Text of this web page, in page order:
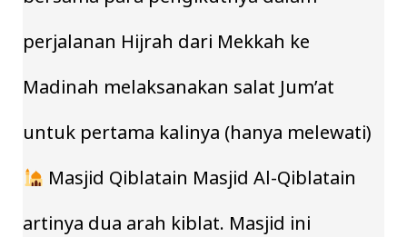
perjalanan Hijrah dari Mekkah ke
Madinah melaksanakan salat Jum’at
untuk pertama kalinya (hanya melewati)
Masjid Qiblatain Masjid Al-Qiblatain
artinya dua arah kiblat. Masjid ini